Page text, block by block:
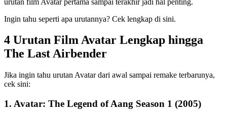
Ingin tahu seperti apa urutannya? Cek lengkap di sini.
4 Urutan Film Avatar Lengkap hingga
The Last Airbender
Jika ingin tahu urutan Avatar dari awal sampai remake terbarunya,
cek sini:
1. Avatar: The Legend of Aang Season 1 (2005)